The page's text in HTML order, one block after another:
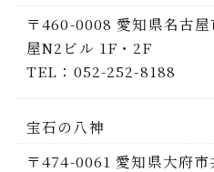
〒460-0008 愛知県名古
屋N2ビル 1F・2F
TEL：052-252-8188
宝石の八神
〒474-0061 愛知県大府市